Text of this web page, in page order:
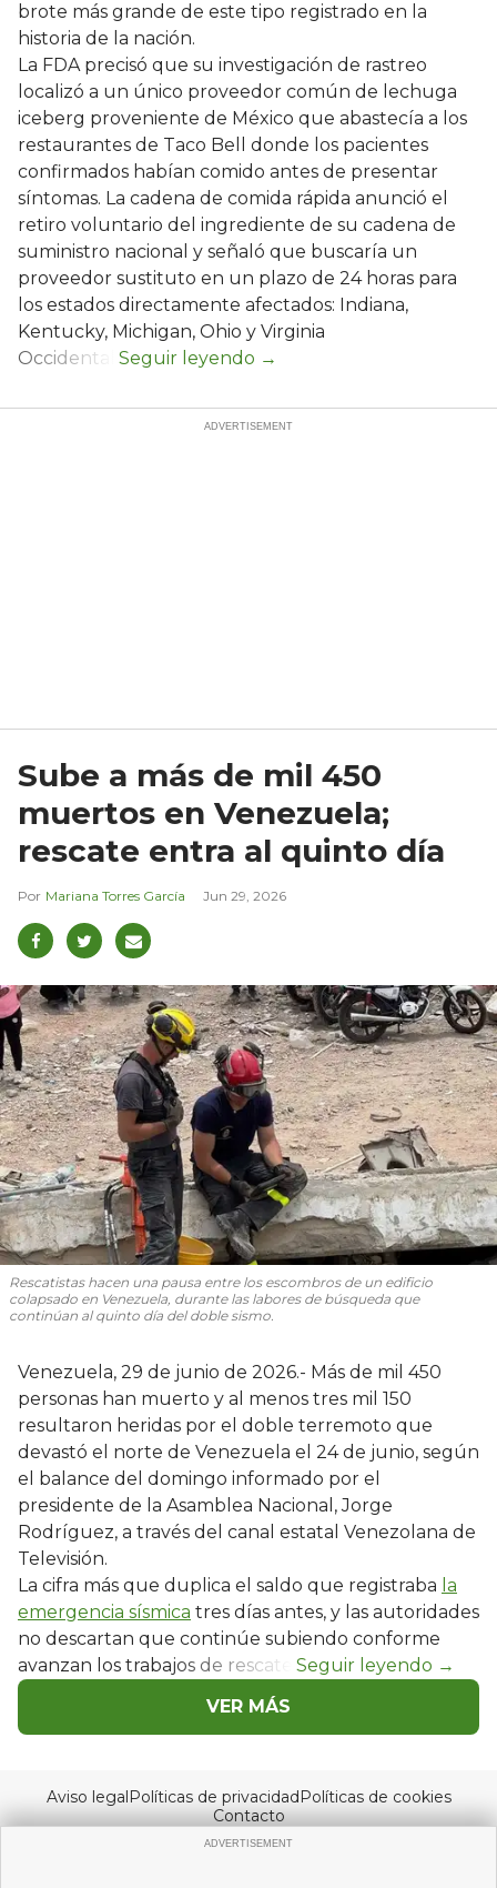
brote más grande de este tipo registrado en la
historia de la nación.
La FDA precisó que su investigación de rastreo
localizó a un único proveedor común de lechuga
iceberg proveniente de México que abastecía a los
restaurantes de Taco Bell donde los pacientes
confirmados habían comido antes de presentar
síntomas. La cadena de comida rápida anunció el
retiro voluntario del ingrediente de su cadena de
suministro nacional y señaló que buscaría un
proveedor sustituto en un plazo de 24 horas para
los estados directamente afectados: Indiana,
Kentucky, Michigan, Ohio y Virginia
Occidental.
Sube a más de mil 450
muertos en Venezuela;
rescate entra al quinto día
Mariana Torres García Jun 29, 2026
Rescatistas hacen una pausa entre los escombros de un edificio
colapsado en Venezuela, durante las labores de búsqueda que
continúan al quinto día del doble sismo.
Venezuela, 29 de junio de 2026.- Más de mil 450
personas han muerto y al menos tres mil 150
resultaron heridas por el doble terremoto que
devastó el norte de Venezuela el 24 de junio, según
el balance del domingo informado por el
presidente de la Asamblea Nacional, Jorge
Rodríguez, a través del canal estatal Venezolana de
Televisión.
La cifra más que duplica el saldo que registraba la
emergencia sísmica tres días antes, y las autoridades
no descartan que continúe subiendo conforme
avanzan los trabajos de rescate.
VER MÁS
Aviso legalPolíticas de privacidadPolíticas de cookies
Contacto